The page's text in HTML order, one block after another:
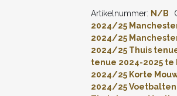
2025
JEREMY
DOKU
KORTE
MOUW
(+
KORTE
Artikelnummer: N/B
2024/25
2024/25
2024/25 Thuis
tenue 2024-2025 te
2024/25 Korte
2024/25